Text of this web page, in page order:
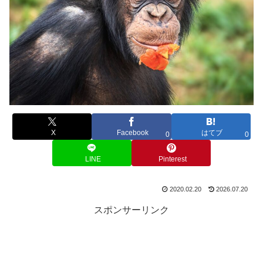
X Facebook 0 はてブ 0
LINE Pinterest
2020.02.20 2026.07.20
スポンサーリンク